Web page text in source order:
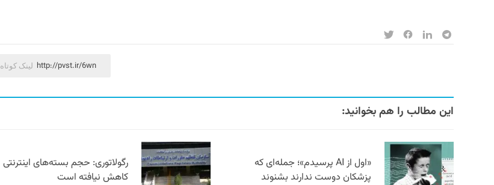
لینک کوتاه http://pvst.ir/6wn
این مطالب را هم بخوانید:
«اول از AI پرسیدم»؛ جمله‌ای که
پزشکان دوست ندارند بشنوند
رگولاتوری: حجم بسته‌های اینترنتی
کاهش نیافته است